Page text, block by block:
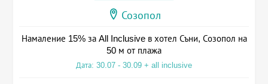
Созопол
Намаление 15% за All Inclusive в хотел Съни, Созопол на
50 м от плажа
Дата: 30.07 - 30.09 + all inclusive